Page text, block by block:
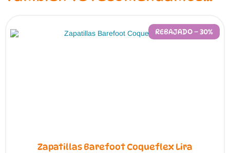
REBAJADO – 30%
Zapatillas Barefoot Coqueflex Lira